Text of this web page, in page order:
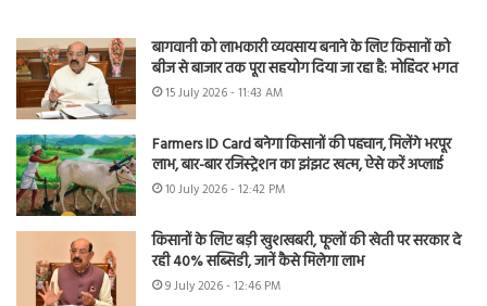
बागवानी को लाभकारी व्यवसाय बनाने के लिए किसानों को
बीज से बाजार तक पूरा सहयोग दिया जा रहा है: मोहिंदर भगत
15 July 2026 - 11:43 AM
Farmers ID Card बनेगा किसानों की पहचान, मिलेंगे भरपूर
लाभ, बार-बार रजिस्ट्रेशन का झंझट खत्म, ऐसे करें अप्लाई
10 July 2026 - 12:42 PM
किसानों के लिए बड़ी खुशखबरी, फूलों की खेती पर सरकार दे
रही 40% सब्सिडी, जानें कैसे मिलेगा लाभ
9 July 2026 - 12:46 PM